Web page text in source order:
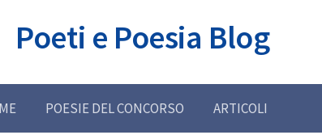
Poeti e Poesia Blog
POESIE DEL CONCORSO ARTICOLI